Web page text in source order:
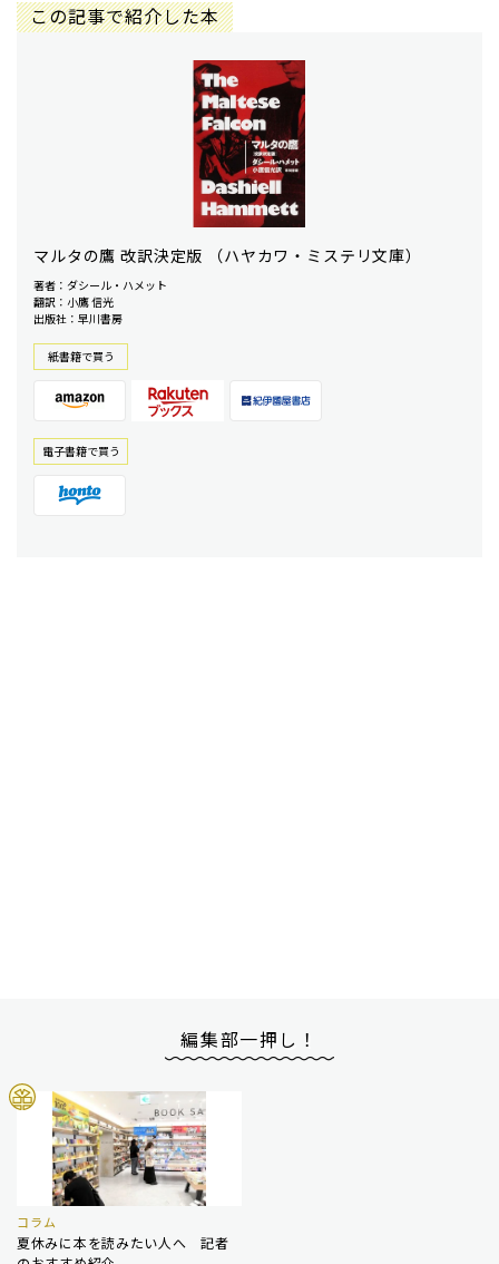
この記事で紹介した本
マルタの鷹 改訳決定版 （ハヤカワ・ミステリ文庫）
著者：ダシール・ハメット
翻訳：小鷹 信光
出版社：早川書房
紙書籍で買う
電⼦書籍で買う
編集部一押し！
コラム
夏休みに本を読みたい人へ 記者